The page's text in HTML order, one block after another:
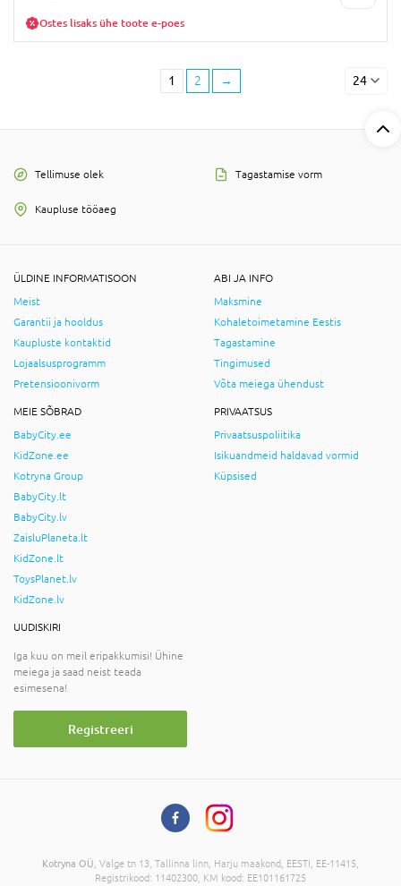
Ostes lisaks ühe toote e-poes
1 2 → 24
Tellimuse olek Tagastamise vorm
Kaupluse tööaeg
ÜLDINE INFORMATISOON
Meist
Garantii ja hooldus
Kaupluste kontaktid
Lojaalsusprogramm
Pretensioonivorm
ABI JA INFO
Maksmine
Kohaletoimetamine Eestis
Tagastamine
Tingimused
Võta meiega ühendust
MEIE SÕBRAD
BabyCity.ee
KidZone.ee
Kotryna Group
BabyCity.lt
BabyCity.lv
ZaisluPlaneta.lt
KidZone.lt
ToysPlanet.lv
KidZone.lv
PRIVAATSUS
Privaatsuspoliitika
Isikuandmeid haldavad vormid
Küpsised
UUDISKIRI
Iga kuu on meil eripakkumisi! Ühine
meiega ja saad neist teada
esimesena!
Registreeri
Kotryna OÜ , Valge tn 13, Tallinna linn, Harju maakond, EESTI, EE-11415,
Registrikood: 11402300, KM kood: EE101161725